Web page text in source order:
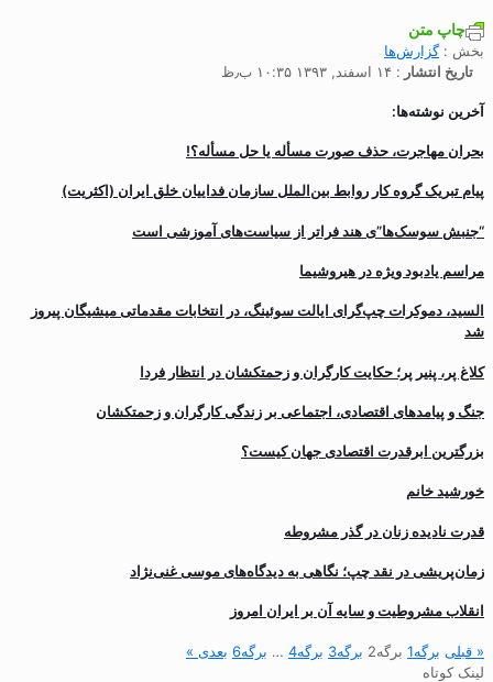
چاپ متن
بخش : گزارش‌ها
تاریخ انتشار : ۱۴ اسفند, ۱۳۹۳ ۱۰:۳۵ ب٫ظ
آخرین نوشته‌ها:
بحران مهاجرت‌، حذف صورت مسأله یا حل مسأله؟!
پیام تبریک گروه کار روابط بین‌الملل سازمان فداییان خلق ایران (اکثریت)
“جنبش سوسک‌ها”ی هند فراتر از سیاست‌های آموزشی است
مراسم یادبود ویژه در هیروشیما
السید، دموکرات چپ‌گرای ایالت سوئینگ، در انتخابات مقدماتی میشیگان پیروز
شد
کلاغ پر، پنیر پر؛ حکایت کارگران و زحمتکشان در انتظار فردا
جنگ و پیامدهای اقتصادی، اجتماعی بر زندگی کارگران و زحمتکشان
بزرگترین ابرقدرت اقتصادی جهان کیست؟
خورشید خانم
قدرت نادیده زنان در گذر مشروطه
زمان‌پریشی در نقد چپ؛ نگاهی به دیدگاه‌های موسی غنی‌نژاد
انقلاب مشروطیت و سایه آن بر ایران امروز
« قبلی برگه1 برگه2 برگه3 برگه4
… برگه6 بعدی »
لینک کوتاه